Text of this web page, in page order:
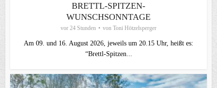
BRETTL-SPITZEN-
WUNSCHSONNTAGE
vor 24 Stunden von Toni Hötzelsperger
Am 09. und 16. August 2026, jeweils um 20.15 Uhr, heißt es:
“Brettl-Spitzen...